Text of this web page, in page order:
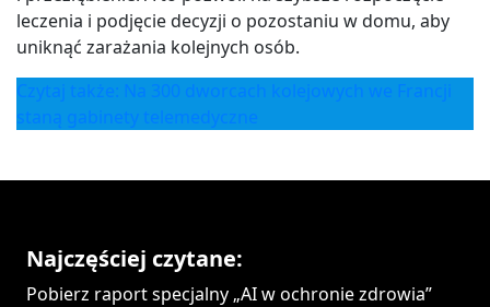
leczenia i podjęcie decyzji o pozostaniu w domu, aby
uniknąć zarażania kolejnych osób.
Czytaj także: Na 300 dworcach kolejowych we Francji
staną gabinety telemedyczne
Najczęściej czytane:
Pobierz raport specjalny „AI w ochronie zdrowia”